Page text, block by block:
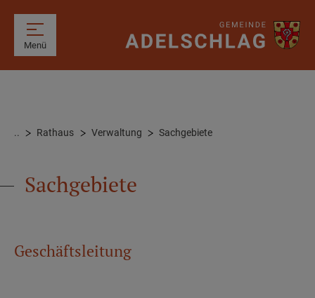
Menü
.. Rathaus Verwaltung Sachgebiete
Sachgebiete
Geschäftsleitung